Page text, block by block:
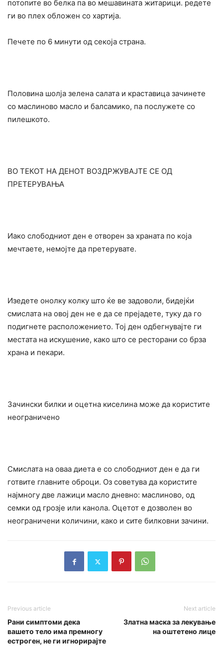
потопите во белка па во мешавината житарици. редете
ги во плех обложен со хартија.
Печете по 6 минути од секоја страна.
Половина шолја зелена салата и краставица зачинете
со маслиново масло и балсамико, па послужете со
пилешкото.
ВО ТЕКОТ НА ДЕНОТ ВОЗДРЖУВАЈТЕ СЕ ОД
ПРЕТЕРУВАЊА
Иако слободниот ден е отворен за храната по која
мечтаете, немојте да претерувате.
Изедете онолку колку што ќе ве задоволи, бидејќи
смислата на овој ден не е да се прејадете, туку да го
подигнете расположението. Тој ден одбегнувајте ги
местата на искушение, како што се ресторани со брза
храна и пекари.
Зачински билки и оцетна киселина може да користите
неограничено
Смислата на оваа диета е со слободниот ден е да ги
готвите главните оброци. Оз советува да користите
најмногу две лажици масло дневно: маслиново, од
семки од грозје или канола. Оцетот е дозволен во
неограничени количини, како и сите билковни зачини.
Previous article
Рани симптоми дека
вашето тело има премногу
естроген, не ги игнорирајте
Next article
Златна маска за лекување
на оштетено лице